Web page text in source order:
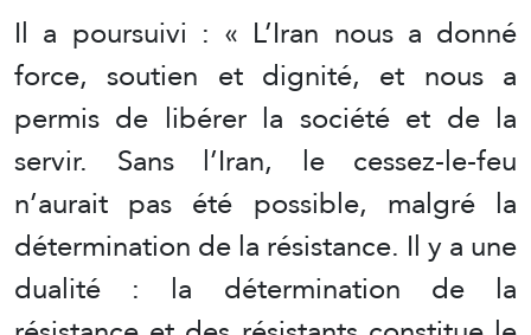
Il a poursuivi : « L’Iran nous a donné
force, soutien et dignité, et nous a
permis de libérer la société et de la
servir. Sans l’Iran, le cessez-le-feu
n’aurait pas été possible, malgré la
détermination de la résistance. Il y a une
dualité : la détermination de la